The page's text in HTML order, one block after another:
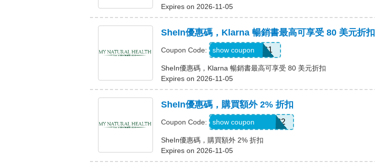
Expires on 2026-11-05
SheIn優惠碼，Klarna 暢銷書最高可享受 80 美元折扣
Coupon Code: KLARNAAUG1
show coupon
SheIn優惠碼，Klarna 暢銷書最高可享受 80 美元折扣
Expires on 2026-11-05
SheIn優惠碼，購買額外 2% 折扣
Coupon Code: Coriannekotel7582
show coupon
SheIn優惠碼，購買額外 2% 折扣
Expires on 2026-11-05